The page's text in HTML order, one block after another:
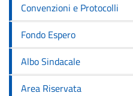
Convenzioni e Protocolli
Fondo Espero
Albo Sindacale
Area Riservata